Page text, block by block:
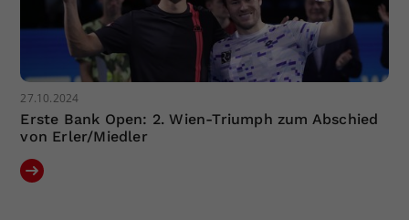
27.10.2024
Erste Bank Open: 2. Wien-Triumph zum Abschied
von Erler/Miedler